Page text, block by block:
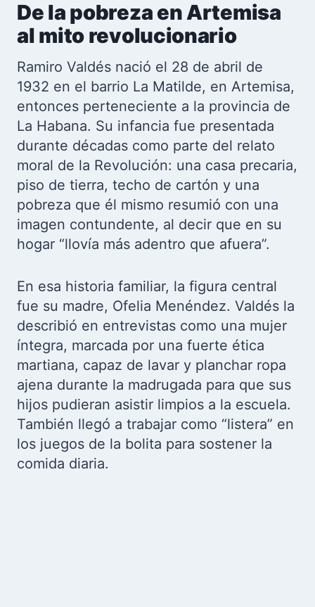
De la pobreza en Artemisa
al mito revolucionario
Ramiro Valdés nació el 28 de abril de
1932 en el barrio La Matilde, en Artemisa,
entonces perteneciente a la provincia de
La Habana. Su infancia fue presentada
durante décadas como parte del relato
moral de la Revolución: una casa precaria,
piso de tierra, techo de cartón y una
pobreza que él mismo resumió con una
imagen contundente, al decir que en su
hogar “llovía más adentro que afuera”.
En esa historia familiar, la figura central
fue su madre, Ofelia Menéndez. Valdés la
describió en entrevistas como una mujer
íntegra, marcada por una fuerte ética
martiana, capaz de lavar y planchar ropa
ajena durante la madrugada para que sus
hijos pudieran asistir limpios a la escuela.
También llegó a trabajar como “listera” en
los juegos de la bolita para sostener la
comida diaria.